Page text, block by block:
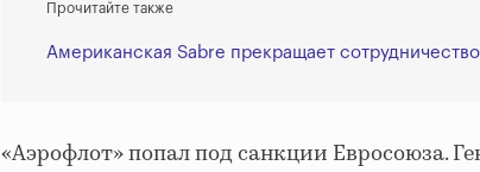
Прочитайте также
Американская Sabre прекращает
«Аэрофлот» попал под санкции Евросоюза.